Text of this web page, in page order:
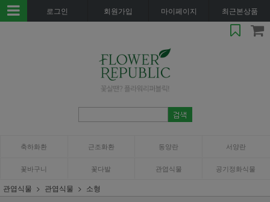
로그인 회원가입 마이페이지 최근본상품
축하화환 근조화환 동양란 서양란
꽃바구니 꽃다발 관엽식물 공기정화식물
관엽식물 관엽식물 소형